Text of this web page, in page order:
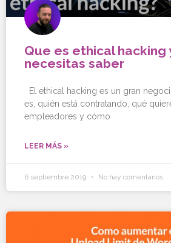
Que es ethical hacking
necesitas saber
El ethical hacking es un gran
es, quién está contratando, qué
empleadores y cómo
LEER MÁS »
6 septiembre 2019 No hay comentarios